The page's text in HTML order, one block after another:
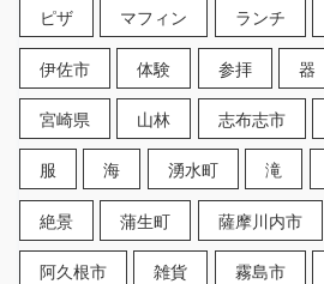
ピザ マフィン ランチ
伊佐市 体験 参拝 器
宮崎県 山林 志布志市
服 海 湧水町 滝
絶景 蒲生町 薩摩川内市
阿久根市 雑貨 霧島市